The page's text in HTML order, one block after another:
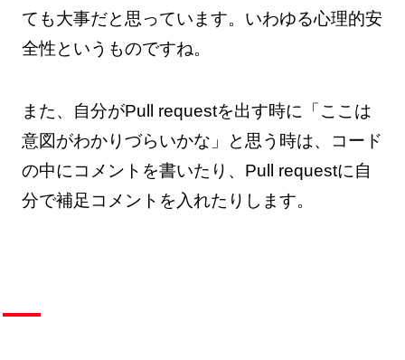
ても大事だと思っています。いわゆる心理的安
全性というものですね。
また、自分がPull requestを出す時に「ここは
意図がわかりづらいかな」と思う時は、コード
の中にコメントを書いたり、Pull requestに自
分で補足コメントを入れたりします。